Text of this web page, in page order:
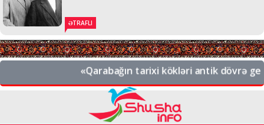
ƏTRAFLI
«Qarabağın tarixi kökləri antik dövrə